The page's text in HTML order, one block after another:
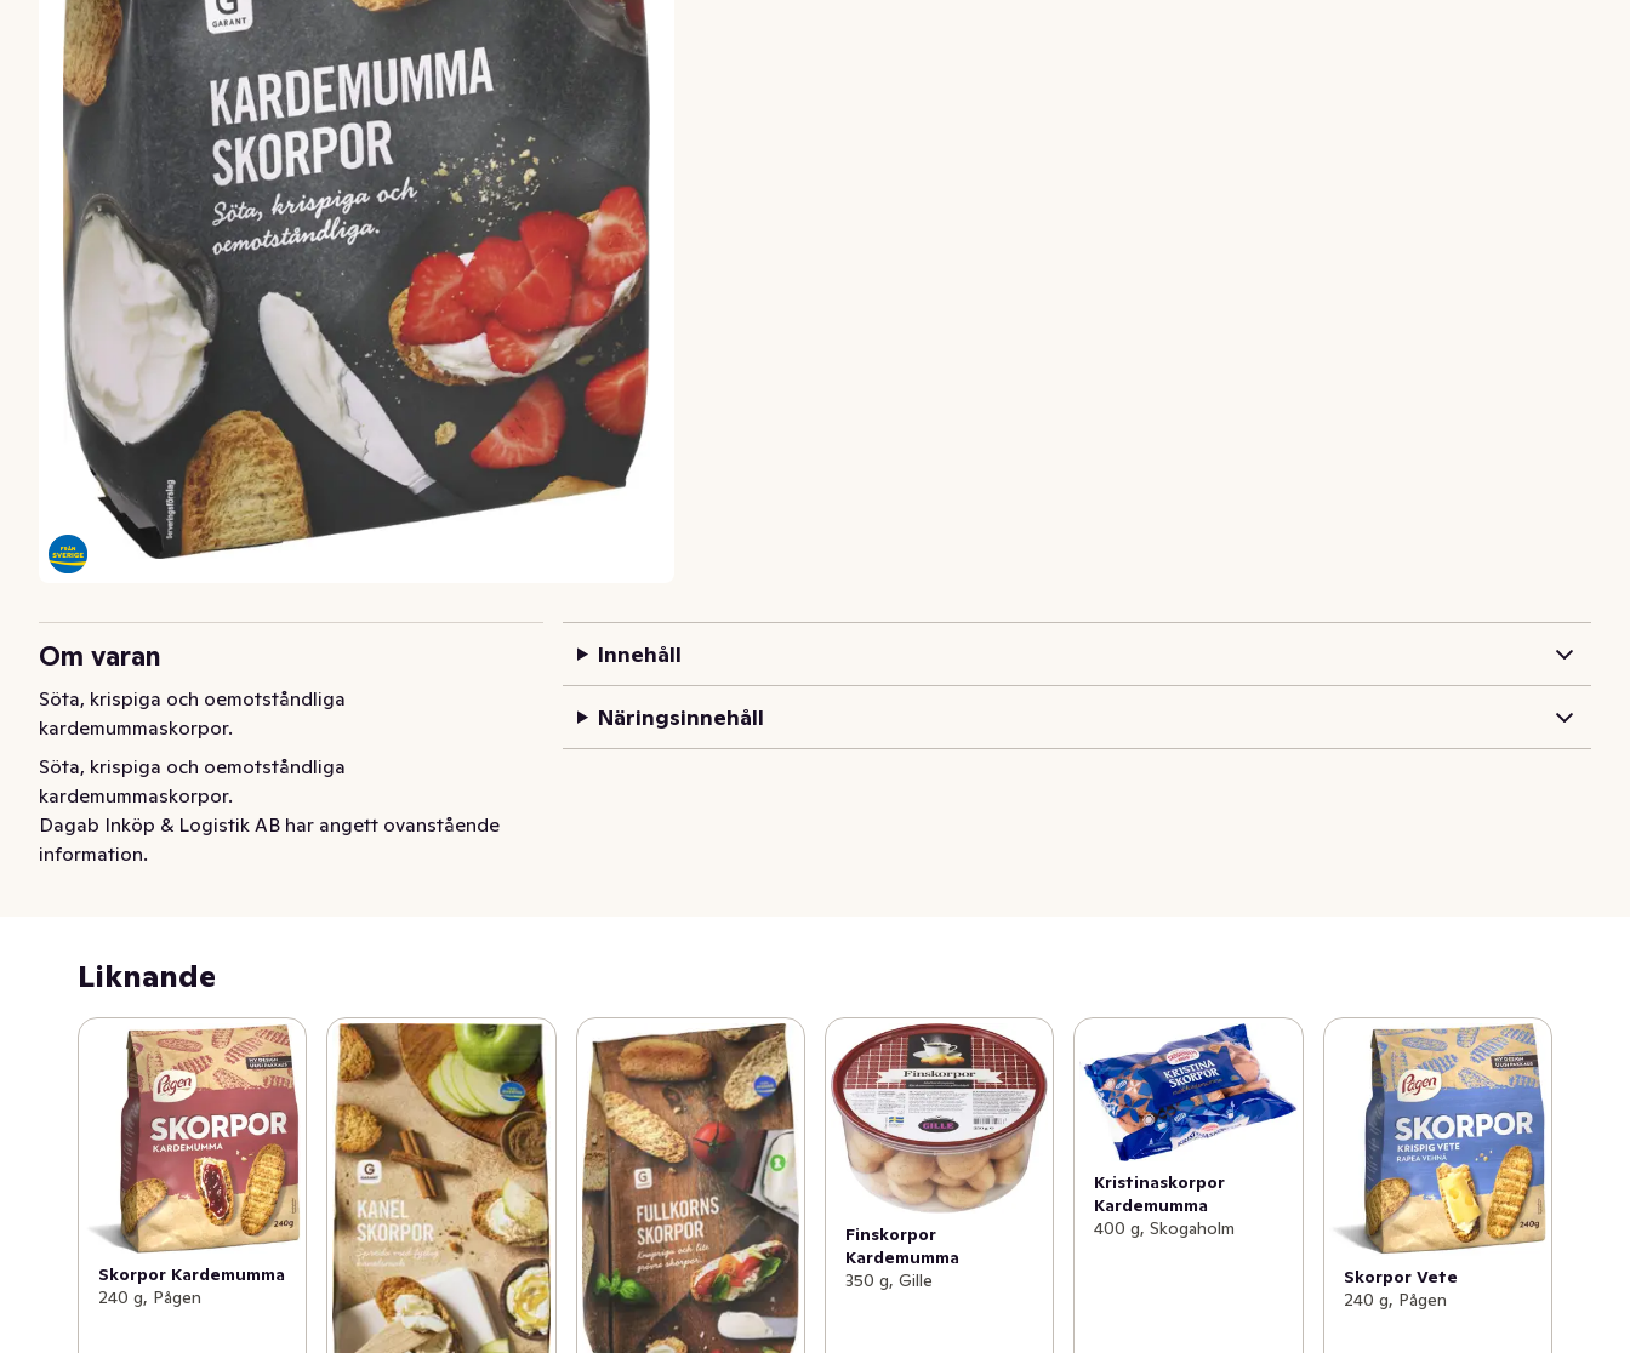
Om varan
Söta, krispiga och oemotståndliga
kardemummaskorpor.
Söta, krispiga och oemotståndliga
kardemummaskorpor.
Dagab Inköp & Logistik AB har angett ovanstående
information.
Innehåll
Näringsinnehåll
Liknande
Skorpor Kardemumma
240 g, Pågen
Finskorpor
Kardemumma
350 g, Gille
Kristinaskorpor
Kardemumma
400 g, Skogaholm
Skorpor Vete
240 g, Pågen